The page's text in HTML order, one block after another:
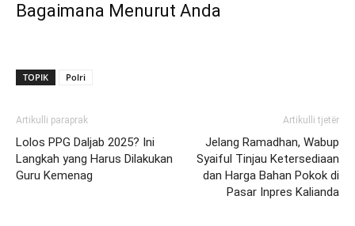
Bagaimana Menurut Anda
TOPIK Polri
Artikulli paraprak
Lolos PPG Daljab 2025? Ini
Langkah yang Harus Dilakukan
Guru Kemenag
Artikulli tjetër
Jelang Ramadhan, Wabup
Syaiful Tinjau Ketersediaan
dan Harga Bahan Pokok di
Pasar Inpres Kalianda